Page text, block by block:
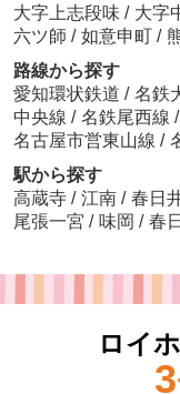
大字上志段味 / 大字
六ツ師 / 如意申町 /
路線から探す
愛知環状鉄道 / 名鉄
中央線 / 名鉄尾西線 /
名古屋市営東山線 /
駅から探す
高蔵寺 / 江南 / 春日
尾張一宮 / 味岡 / 春
ロイ
3